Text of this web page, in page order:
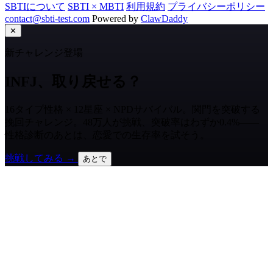
SBTIについて SBTI × MBTI 利用規約 プライバシーポリシー
contact@sbti-test.com Powered by ClawDaddy
✕
新チャレンジ登場
挑戦してみる → あとで